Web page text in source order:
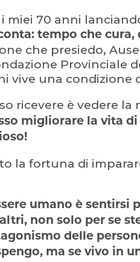
miei 70 anni
tempo che cura,
che presiedo,
Provinciale
vive una
ricevere è vedere la
migliorare la vita
la fortuna di
umano è
non solo per se
delle
ma se vivo in